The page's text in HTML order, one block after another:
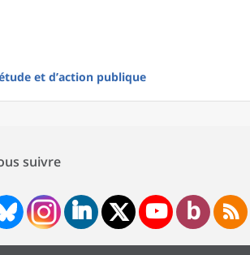
et d’action publique
suivre